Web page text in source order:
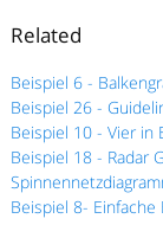
Related
Beispiel 6 -
Beispiel 26 -
Beispiel 10 - Vier in
Beispiel 18 - Radar
Beispiel 8- Einfache